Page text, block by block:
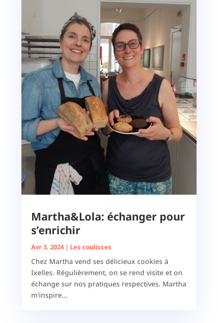
Martha&Lola: échanger pour
s’enrichir
Avr 3, 2024| Les coulisses
Chez Martha vend ses délicieux cookies à
Ixelles. Régulièrement, on se rend visite et on
échange sur nos pratiques respectives. Martha
m'inspire...